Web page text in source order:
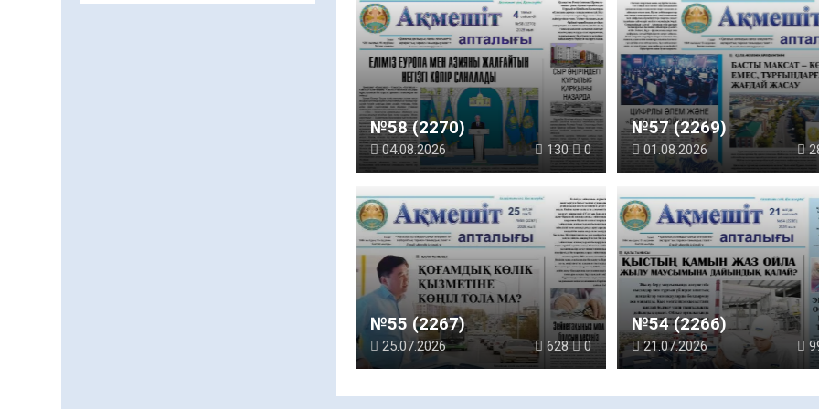
№58 (2270)
04.08.2026 130 0
№57 (2269)
01.08.2026
№55 (2267)
25.07.2026 628 0
№54 (2266)
21.07.2026